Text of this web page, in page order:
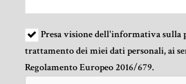
Presa visionedell'informativa sulla
trattamento dei miei dati personali, ai
Regolamento Europeo 2016/679.